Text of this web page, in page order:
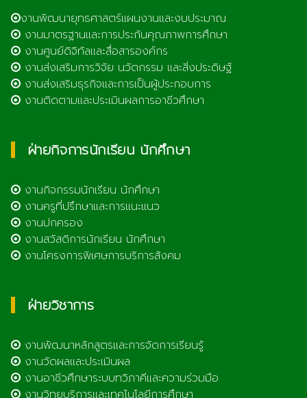
งานพัฒนายุทธศาสตร์แผนงานและงบประมาณ
งานมาตรฐานและการประกันคุณภาพการศึกษา
งานศูนย์ดิจิทัลและสื่อสารองค์กร
งานส่งเสริมการวิจัย นวัตกรรม และสิ่งประดิษฐ์
งานส่งเสริมธุรกิจและการเป็นผู้ประกอบการ
งานติดตามและประเมินผลการอาชีวศึกษา
ฝ่ายกิจการนักเรียน นักศึกษา
งานกิจกรรมนักเรียน นักศึกษา
งานครูที่ปรึกษาและการแนะแนว
งานปกครอง
งานสวัสดิการนักเรียน นักศึกษา
งานโครงการพิเศษการบริการสังคม
ฝ่ายวิชาการ
งานพัฒนาหลักสูตรและการจัดการเรียนรู้
งานวัดผลและประเมินผล
งานอาชีวศึกษาระบบทวิภาคีและความร่วมมือ
งานวิทยบริการและเทคโนโลยีการศึกษา